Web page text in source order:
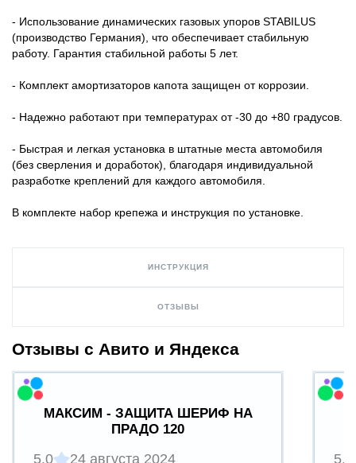
- Использование динамических газовых упоров STABILUS
(производство Германия), что обеспечивает стабильную
работу. Гарантия стабильной работы 5 лет.
- Комплект амортизаторов капота защищен от коррозии.
- Надежно работают при температурах от -30 до +80 градусов.
- Быстрая и легкая установка в штатные места автомобиля
(без сверления и доработок), благодаря индивидуальной
разработке креплений для каждого автомобиля.
В комплекте набор крепежа и инструкция по установке.
ИНСТРУКЦИЯ
ОТЗЫВЫ
Отзывы с Авито и Яндекса
МАКСИМ - ЗАЩИТА ШЕРИФ НА
ПРАДО 120
5.0 24 августа 2024 5.0